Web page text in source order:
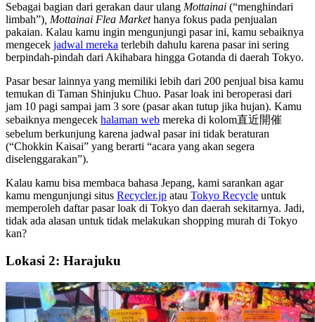
Sebagai bagian dari gerakan daur ulang Mottainai (“menghindari
limbah”) , Mottainai Flea Markethanya fokus pada penjualan
pakaian. Kalau kamu ingin mengunjungi pasar ini, kamu sebaiknya
mengecek jadwal mereka terlebih dahulu karena pasar ini sering
berpindah-pindah dari Akihabara hingga Gotanda di daerah Tokyo.
Pasar besar lainnya yang memiliki lebih dari 200 penjual bisa kamu
temukan di Taman Shinjuku Chuo. Pasar loak ini beroperasi dari
jam 10 pagi sampai jam 3 sore (pasar akan tutup jika hujan). Kamu
sebaiknya mengecek halaman web mereka di kolom直近開催
sebelum berkunjung karena jadwal pasar ini tidak beraturan
(“Chokkin Kaisai” yang berarti “acara yang akan segera
diselenggarakan”).
Kalau kamu bisa membaca bahasa Jepang, kami sarankan agar
kamu mengunjungi situs Recycler.jp atau Tokyo Recycle untuk
memperoleh daftar pasar loak di Tokyo dan daerah sekitarnya. Jadi,
tidak ada alasan untuk tidak melakukan shopping murah di Tokyo
kan?
Lokasi 2: Harajuku